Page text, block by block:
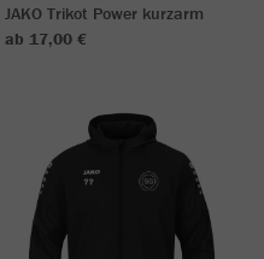
JAKO Trikot Power kurzarm
ab 17,00 €